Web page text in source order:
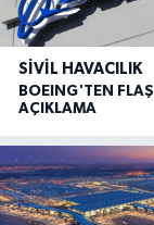
SIVIL HAVACILIK
BOEING'TEN FLAŞ
AÇIKLAMA